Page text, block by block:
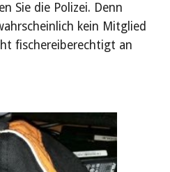
Sie die Polizei. Denn
kein Mitglied
fischereiberechtigt an